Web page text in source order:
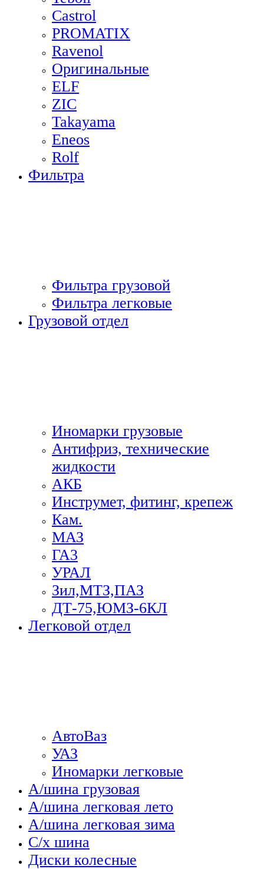
Castrol
PROMATIX
Ravenol
Оригинальные
ELF
ZIC
Takayama
Eneos
Rolf
Фильтра
Фильтра грузовой
Фильтра легковые
Грузовой отдел
Иномарки грузовые
Антифриз, технические
жидкости
АКБ
Инструмет, фитинг, крепеж
Кам.
МАЗ
ГА3
УРАЛ
Зил,МТЗ,ПАЗ
ДТ-75,ЮМЗ-6КЛ
Легковой отдел
АвтоВаз
УАЗ
Иномарки легковые
А/шина грузовая
А/шина легковая лето
А/шина легковая зима
С/х шина
Диски колесные